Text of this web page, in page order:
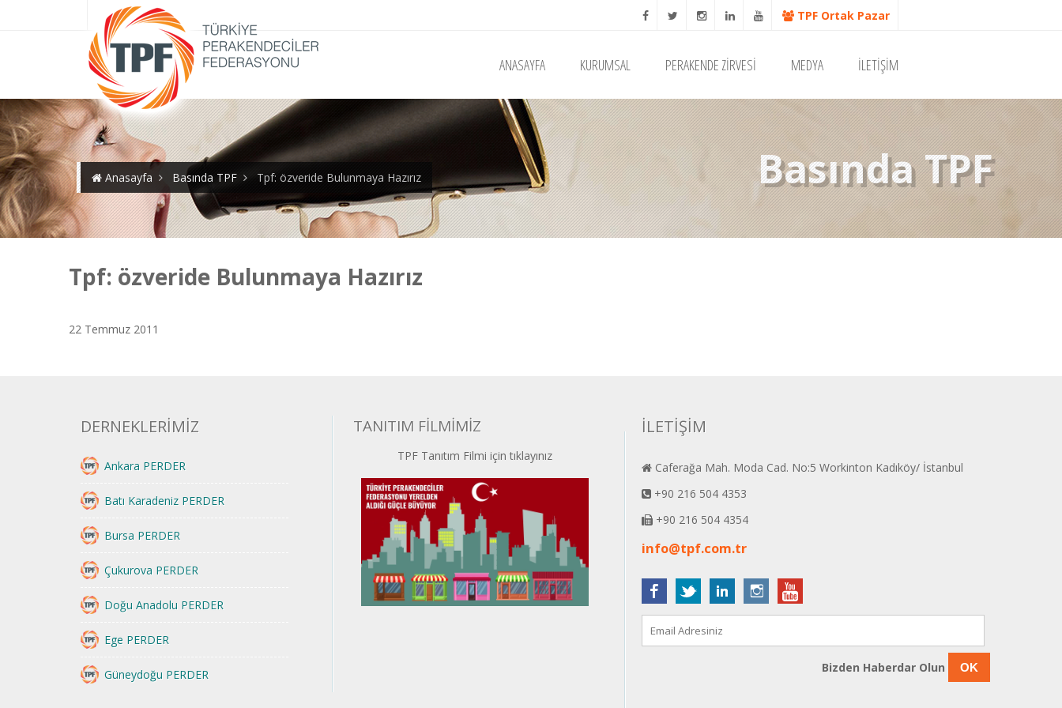
TPF Ortak Pazar
ANASAYFA KURUMSAL PERAKENDE ZİRVESİ MEDYA İLETİŞİM
Basında TPF
Anasayfa Basında TPF Tpf: özveride Bulunmaya Hazırız
Tpf: özveride Bulunmaya Hazırız
22 Temmuz 2011
DERNEKLERİMİZ
Ankara PERDER
Batı Karadeniz PERDER
Bursa PERDER
Çukurova PERDER
Doğu Anadolu PERDER
Ege PERDER
Güneydoğu PERDER
TANITIM FİLMİMİZ
TPF Tanıtım Filmi için tıklayınız
İLETİŞİM
Caferağa Mah. Moda Cad. No:5 Workinton Kadıköy/ İstanbul
+90 216 504 4353
+90 216 504 4354
info@tpf.com.tr
Bizden Haberdar Olun OK